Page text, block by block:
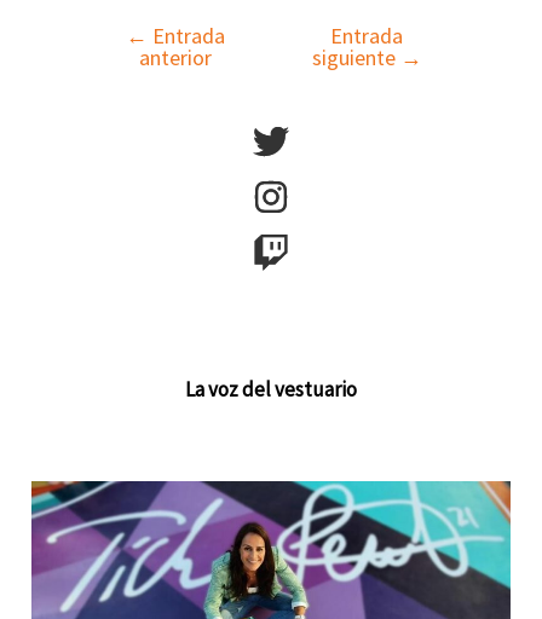
Navegación
← Entrada
anterior
Entrada
siguiente →
La voz del vestuario